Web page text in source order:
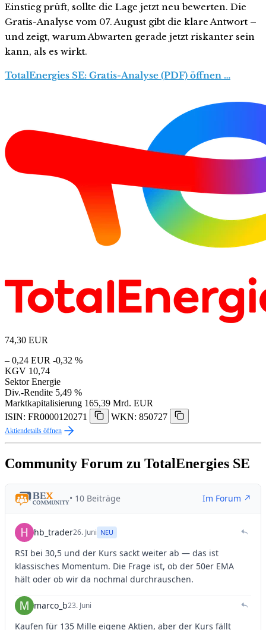
Einstieg prüft, sollte die Lage jetzt neu bewerten. Die
Gratis-Analyse vom 07. August gibt die klare Antwort –
und zeigt, warum Abwarten gerade jetzt riskanter sein
kann, als es wirkt.
TotalEnergies SE: Gratis-Analyse (PDF) öffnen …
74,30 EUR
– 0,24 EUR -0,32 %
KGV 10,74
Sektor Energie
Div.-Rendite 5,49 %
Marktkapitalisierung 165,39 Mrd. EUR
ISIN: FR0000120271
WKN: 850727
Aktiendetails öffnen
Community Forum zu TotalEnergies SE